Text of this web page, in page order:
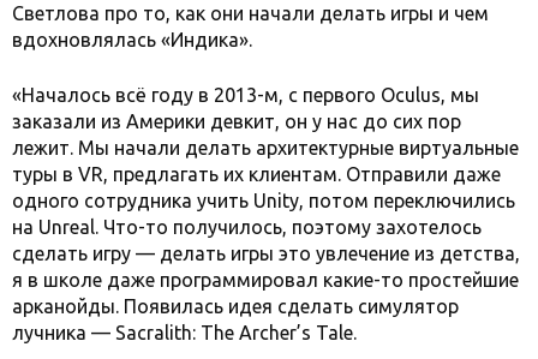
Светлова про то, как они начали делать игры и чем
вдохновлялась «Индика».
«Началось всё году в 2013-м, с первого Oculus, мы
заказали из Америки девкит, он у нас до сих пор
лежит. Мы начали делать архитектурные виртуальные
туры в VR, предлагать их клиентам. Отправили даже
одного сотрудника учить Unity, потом переключились
на Unreal. Что-то получилось, поэтому захотелось
сделать игру — делать игры это увлечение из детства,
я в школе даже программировал какие-то простейшие
арканойды. Появилась идея сделать симулятор
лучника — Sacralith: The Archer’s Tale.